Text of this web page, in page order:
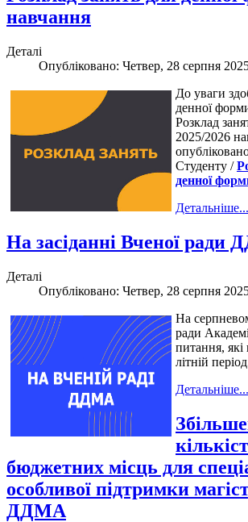
навчання
Деталі
Опубліковано: Четвер, 28 серпня
До уваги
денної
Розклад
2025/2026
Студенту /
денної
Детальніше...
На засіданні Вченої ради
Деталі
Опубліковано: Четвер, 28 серпня
На
ради
питання, які
літній
Детальніше...
бюджетних місць для
особливої підтримки
ДДМА